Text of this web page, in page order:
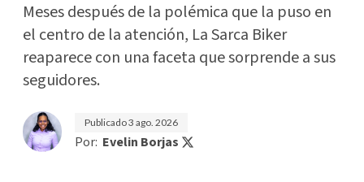
Meses después de la polémica que la puso en
el centro de la atención, La Sarca Biker
reaparece con una faceta que sorprende a sus
seguidores.
Publicado3 ago. 2026
Por: Evelin Borjas